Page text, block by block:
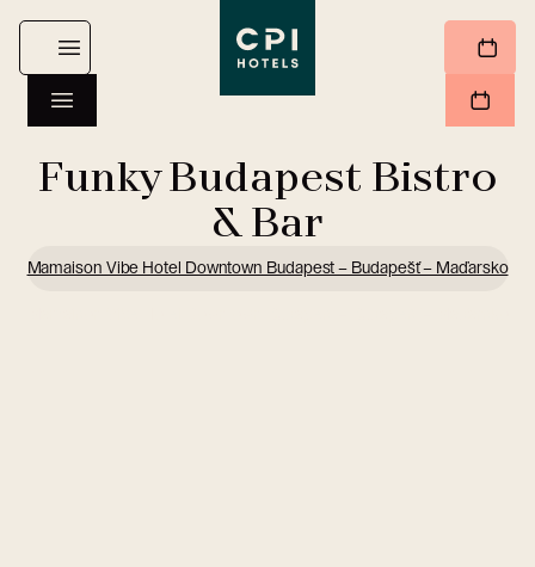
Funky Budapest Bistro
& Bar
Mamaison Vibe Hotel Downtown Budapest – Budapešť – Maďarsko